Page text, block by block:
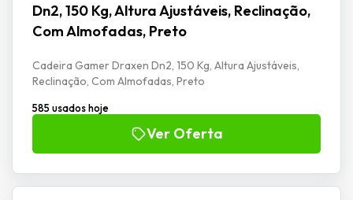
Dn2, 150 Kg, Altura Ajustáveis, Reclinação,
Com Almofadas, Preto
Cadeira Gamer Draxen Dn2, 150 Kg, Altura Ajustáveis,
Reclinação, Com Almofadas, Preto
585 usados hoje
Ver Oferta